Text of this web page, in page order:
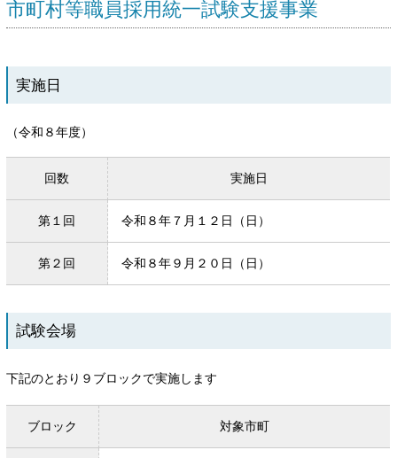
市町村等職員採用統一試験支援事業
実施日
（令和８年度）
回数 実施日
第１回 令和８年７月１２日（日）
第２回 令和８年９月２０日（日）
試験会場
下記のとおり９ブロックで実施します
ブロック 対象市町